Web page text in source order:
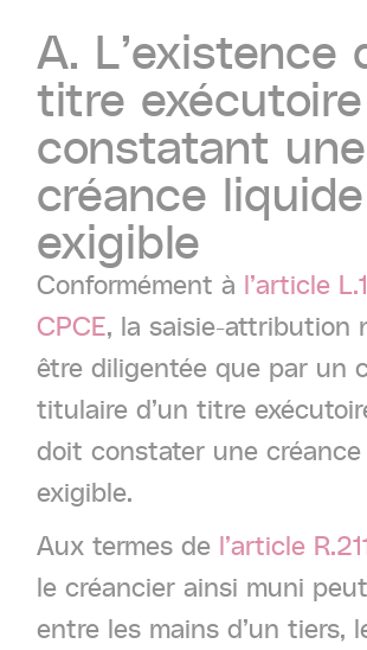
A. L’existence
titre exécutoire
constatant une
créance liquide
exigible
Conformément à l’article
CPCE, la saisie-attribution
être diligentée que par un
titulaire d’un titre
doit constater une
exigible.
Aux termes de l’article
le créancier ainsi muni
entre les mains d’un tiers,